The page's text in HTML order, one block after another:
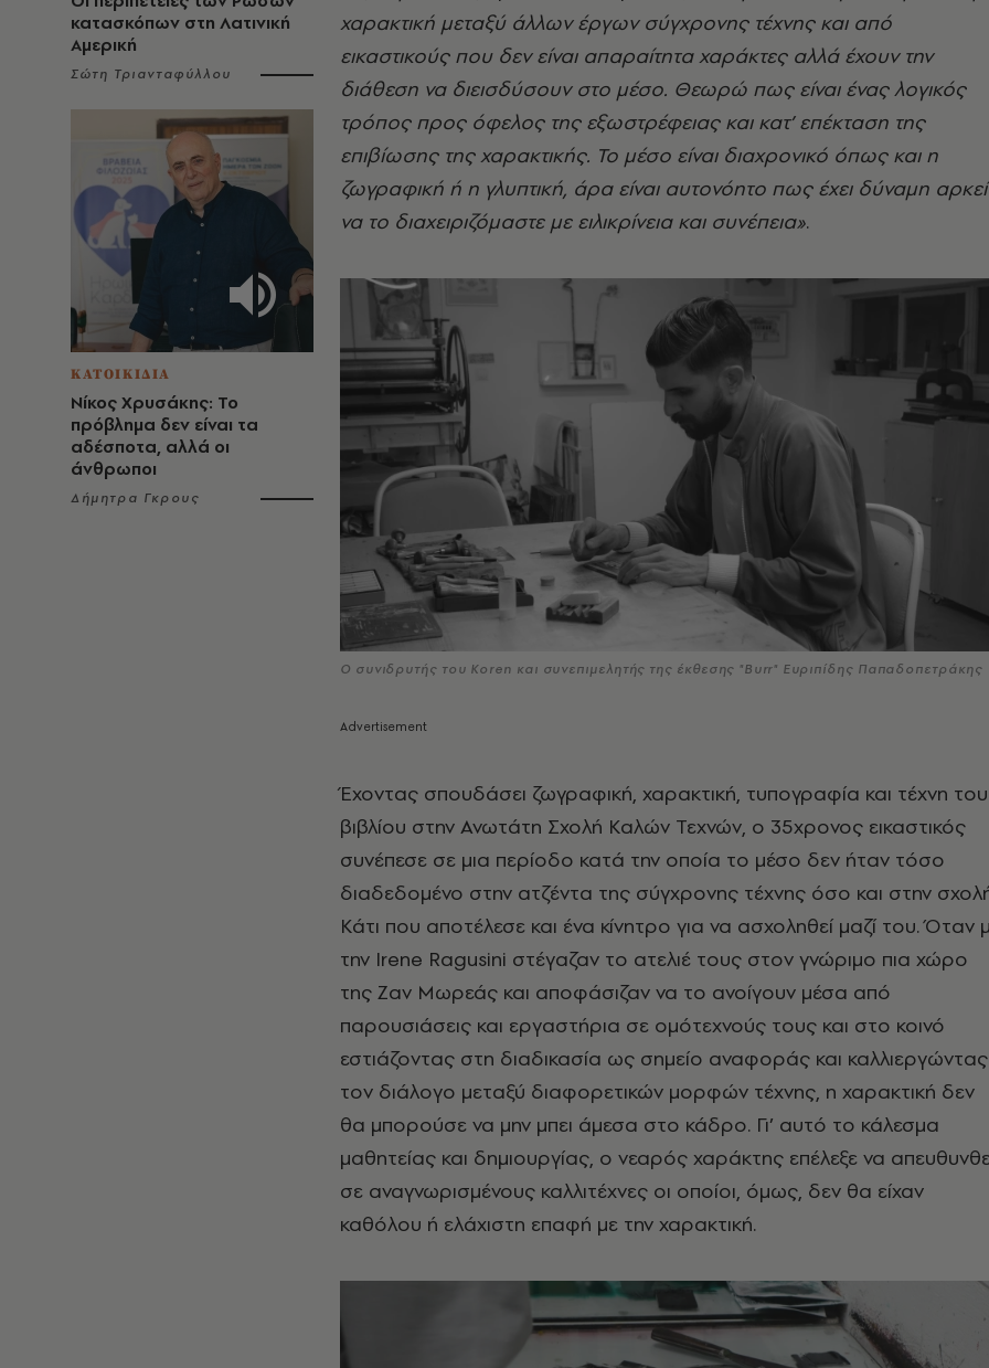
κατασκόπων στη Λατινική
Αμερική
Σώτη Τριανταφύλλου
ΚΑΤΟΙΚΙΔΙΑ
Νίκος Χρυσάκης: Το
πρόβλημα δεν είναι τα
αδέσποτα, αλλά οι
άνθρωποι
Δήμητρα Γκρους
χαρακτική μεταξύ άλλων έργων σύγχρονης τέχνης και από
εικαστικούς που δεν είναι απαραίτητα χαράκτες αλλά έχουν την
διάθεση να διεισδύσουν στο μέσο. Θεωρώ πως είναι ένας λογικός
τρόπος προς όφελος της εξωστρέφειας και κατ’ επέκταση της
επιβίωσης της χαρακτικής. Το μέσο είναι διαχρονικό όπως και η
ζωγραφική ή η γλυπτική, άρα είναι αυτονόητο πως έχει δύναμη αρκεί
να το διαχειριζόμαστε με ειλικρίνεια και συνέπεια».
Ο συνιδρυτής του Koren και συνεπιμελητής της έκθεσης "Burr" Ευριπίδης Παπαδοπετράκης
Έχοντας σπουδάσει ζωγραφική, χαρακτική, τυπογραφία και τέχνη του
βιβλίου στην Ανωτάτη Σχολή Καλών Τεχνών, ο 35χρονος εικαστικός
συνέπεσε σε μια περίοδο κατά την οποία το μέσο δεν ήταν τόσο
διαδεδομένο στην ατζέντα της σύγχρονης τέχνης όσο και στην
Κάτι που αποτέλεσε και ένα κίνητρο για να ασχοληθεί μαζί του. Όταν
την Irene Ragusini στέγαζαν το ατελιέ τους στον γνώριμο πια χώρο
της Ζαν Μωρεάς και αποφάσιζαν να το ανοίγουν μέσα από
παρουσιάσεις και εργαστήρια σε ομότεχνούς τους και στο κοινό
εστιάζοντας στη διαδικασία ως σημείο αναφοράς και καλλιεργώντας
τον διάλογο μεταξύ διαφορετικών μορφών τέχνης, η χαρακτική δεν
θα μπορούσε να μην μπει άμεσα στο κάδρο. Γι’ αυτό το κάλεσμα
μαθητείας και δημιουργίας, ο νεαρός χαράκτης επέλεξε να
σε αναγνωρισμένους καλλιτέχνες οι οποίοι, όμως, δεν θα είχαν
καθόλου ή ελάχιστη επαφή με την χαρακτική.